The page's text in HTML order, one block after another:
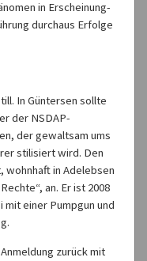
in Erscheinung-
durchaus Erfolge
In Güntersen sollte
der NSDAP-
der gewaltsam ums
stilisiert wird. Den
wohnhaft in Adelebsen
an. Er ist 2008
einer Pumpgun und
zurück mit